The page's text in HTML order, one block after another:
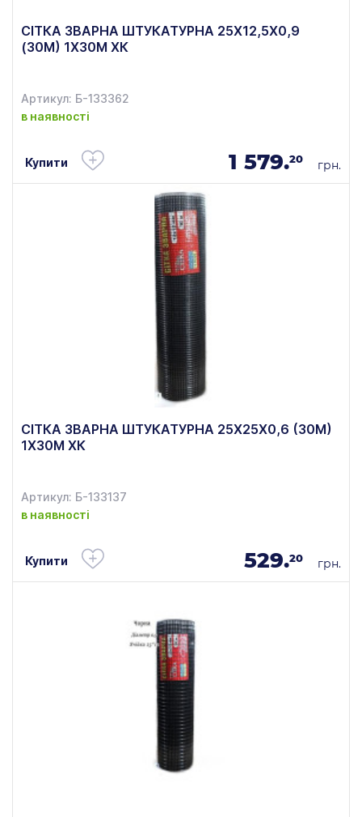
СІТКА ЗВАРНА ШТУКАТУРНА 25Х12,5Х0,9
(30М) 1Х30М ХК
Артикул: Б-133362
в наявності
Купити 1 579.20 грн.
СІТКА ЗВАРНА ШТУКАТУРНА 25Х25Х0,6 (30М)
1Х30М ХК
Артикул: Б-133137
в наявності
Купити 529.20 грн.